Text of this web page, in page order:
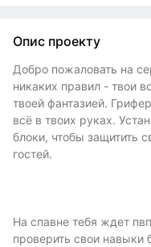
Опис проекту
Добро пожаловать на
никаких правил - твои
твоей фантазией.
всё в твоих руках.
блоки, чтобы защитить
гостей.
На спавне тебя ждет
проверить свои навыки